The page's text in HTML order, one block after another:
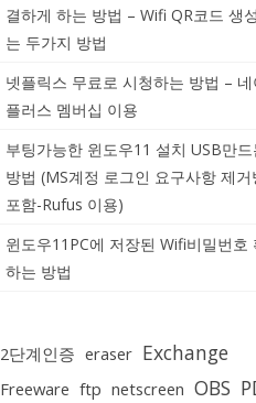
결하게 하는 방법 – Wifi QR코드 생
는 두가지 방법
넷플릭스 무료로 시청하는 방법 – 네
플러스 멤버십 이용
부팅가능한 윈도우11 설치 USB만드
방법 (MS계정 로그인 요구사항 제거
포함-Rufus 이용)
윈도우11PC에 저장된 Wifi비밀번호
하는 방법
2단계인증 eraser Exchange
Freeware ftp netscreen OBS